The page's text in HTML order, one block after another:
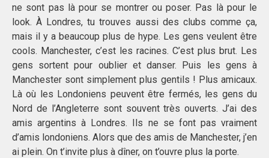
ne sont pas là pour se montrer ou poser. Pas là pour le
look. À Londres, tu trouves aussi des clubs comme ça,
mais il y a beaucoup plus de hype. Les gens veulent être
cools. Manchester, c’est les racines. C’est plus brut. Les
gens sortent pour oublier et danser. Puis les gens à
Manchester sont simplement plus gentils ! Plus amicaux.
Là où les Londoniens peuvent être fermés, les gens du
Nord de l’Angleterre sont souvent très ouverts. J’ai des
amis argentins à Londres. Ils ne se font pas vraiment
d’amis londoniens. Alors que des amis de Manchester, j’en
ai plein. On t’invite plus à dîner, on t’ouvre plus la porte.